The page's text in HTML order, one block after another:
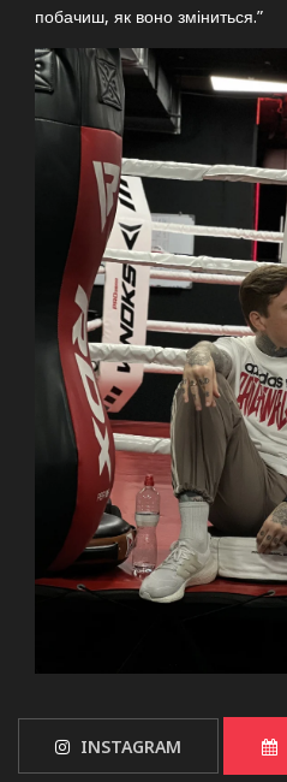
побачиш, як воно зміниться.”
INSTAGRAM